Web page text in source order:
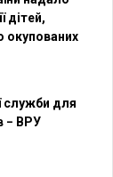
дітей,
окупованих
служби для
− ВРУ